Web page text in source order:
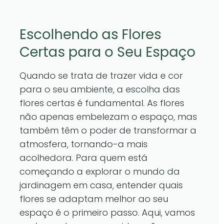
Escolhendo as Flores
Certas para o Seu Espaço
Quando se trata de trazer vida e cor
para o seu ambiente, a escolha das
flores certas é fundamental. As flores
não apenas embelezam o espaço, mas
também têm o poder de transformar a
atmosfera, tornando-a mais
acolhedora. Para quem está
começando a explorar o mundo da
jardinagem em casa, entender quais
flores se adaptam melhor ao seu
espaço é o primeiro passo. Aqui, vamos